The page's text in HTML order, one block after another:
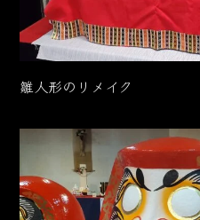
雛人形のリメイク